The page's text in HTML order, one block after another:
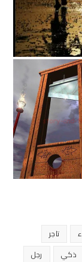
تاجر
ذكي
رجل